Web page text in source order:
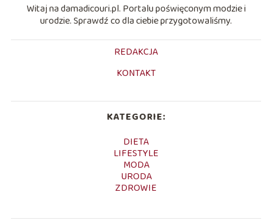
Witaj na damadicouri.pl. Portalu poświęconym modzie i
urodzie. Sprawdź co dla ciebie przygotowaliśmy.
REDAKCJA
KONTAKT
KATEGORIE:
DIETA
LIFESTYLE
MODA
URODA
ZDROWIE